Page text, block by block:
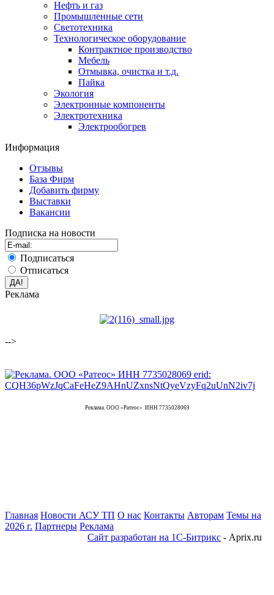
Нефть и газ
Промышленные сети
Светотехника
Технологическое оборудование
Контрактное производство
Мебель
Отмывка, очистка и т.д.
Пайка
Экология
Электронные компоненты
Электротехника
Электрообогрев
Информация
Отзывы
База Фирм
Добавить фирму
Выставки
Вакансии
Подписка на новости
Подписаться
Отписаться
Реклама
-->
Реклама. ООО «Ратеос» ИНН 7735028069
Главная Новости АСУ ТП О нас Контакты Авторам Темы на
2026 г. Партнеры Реклама
Сайт разработан на 1С-Битрикс - Aprix.ru